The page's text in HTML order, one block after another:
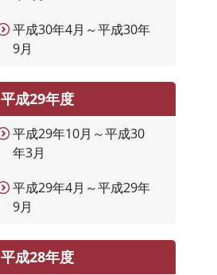
平成30年4月～平成30年
9月
平成29年度
平成29年10月～平成30
年3月
平成29年4月～平成29年
9月
平成28年度